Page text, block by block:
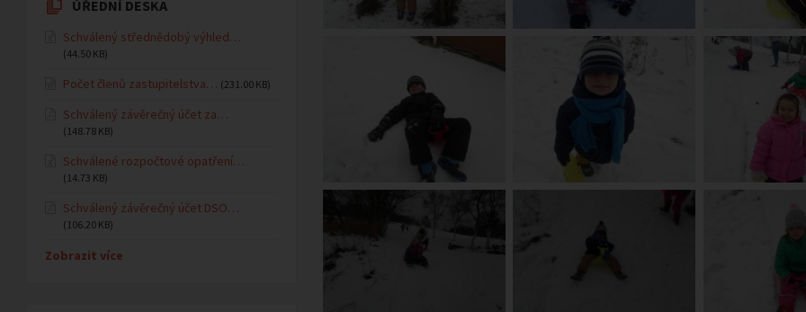
ÚŘEDNÍ DESKA
Schválený střednědobý výhled…
(44.50 KB)
Počet členů zastupitelstva… (231.00 KB)
Schválený závěrečný účet za…
(148.78 KB)
Schválené rozpočtové opatření…
(14.73 KB)
Schválený závěrečný účet DSO…
(106.20 KB)
Zobrazit více